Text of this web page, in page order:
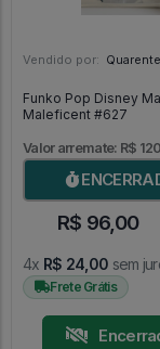
Vendido por: Quarentena
Funko Pop Disney
Maleficent #627
Valor arremate: R$
R$ 96,00
4x R$ 24,00 sem
Frete Grátis